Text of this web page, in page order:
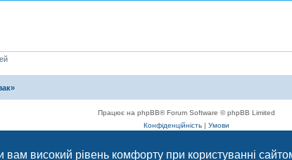
високий рівень комфорту при користуванні
Працює на phpBB® Forum Software © phpBB Limited
Конфіденційність | Умови